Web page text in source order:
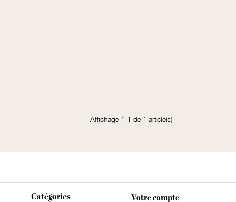
Affichage 1-1 de 1 article(s)
Catégories Votre compte